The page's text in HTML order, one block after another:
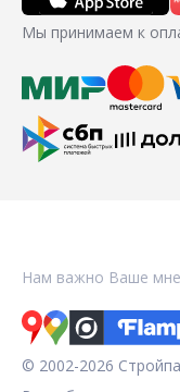
Мы принимаем к
Нам важно Ваше
© 2002-2026